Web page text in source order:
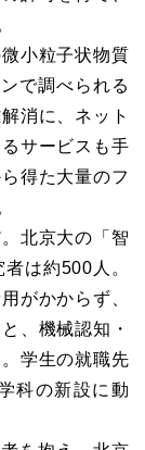
小粒子状物質
で調べられる
消に、ネット
サービスも手
得た大量のフ
北京大の「智
は約500人。
がかからず、
、機械認知・
学生の就職先
科の新設に動